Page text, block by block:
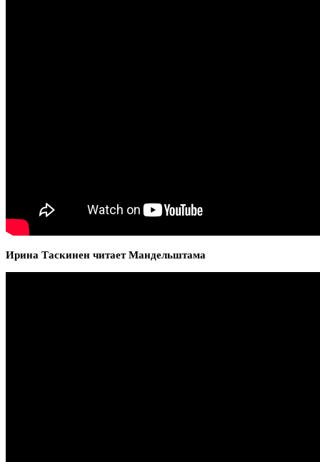
Ирина Таскинен читает Мандельштама